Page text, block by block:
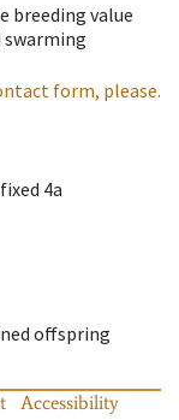
breeding value
swarming
form, please.
4a
offspring
Accessibility